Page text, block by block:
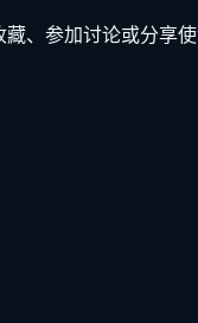
、参加讨论或分享使